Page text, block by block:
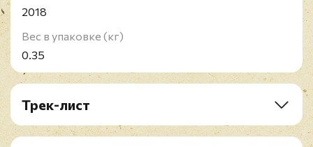
2018
Вес в упаковке (кг)
0.35
Трек-лист
A1. The Blues
B2. The Modern Set